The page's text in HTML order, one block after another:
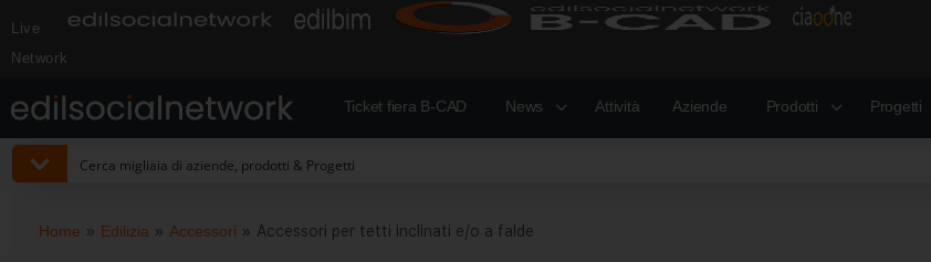
Live
Network
Ticket fiera B-CAD News Attività Aziende Prodotti Progetti
Home » Edilizia » Accessori » Accessori per tetti inclinati e/o a falde